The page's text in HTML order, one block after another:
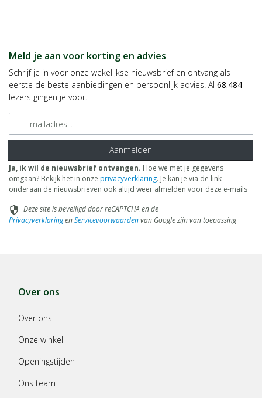
Meld je aan voor korting en advies
Schrijf je in voor onze wekelijkse nieuwsbrief en ontvang als
eerste de beste aanbiedingen en persoonlijk advies. Al 68.484
lezers gingen je voor.
E-mailadres
Aanmelden
Ja, ik wil de nieuwsbrief ontvangen. Hoe we met je gegevens
omgaan? Bekijk het in onze privacyverklaring. Je kan je via de link
onderaan de nieuwsbrieven ook altijd weer afmelden voor deze e-mails
security Deze site is beveiligd door reCAPTCHA en de
PrivacyverklaringenServicevoorwaardenvan Google zijn van toepassing
Over ons
Over ons
Onze winkel
Openingstijden
Ons team